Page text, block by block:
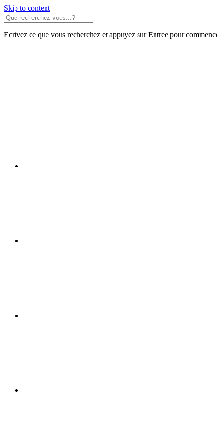
Skip to content
Ecrivez ce que vous recherchez et appuyez sur Entree pour